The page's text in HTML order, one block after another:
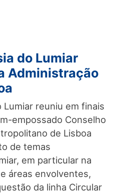
do Lumiar
Administração
reuniu em finais
empossado Conselho
de Lisboa
de temas
em particular na
áreas envolventes,
da linha Circular